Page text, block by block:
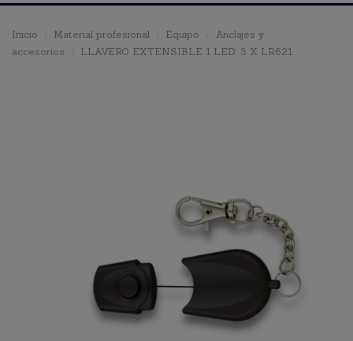
Inicio Material profesional Equipo
Anclajes y
accesorios
LLAVERO EXTENSIBLE 1 LED. 3 X LR621